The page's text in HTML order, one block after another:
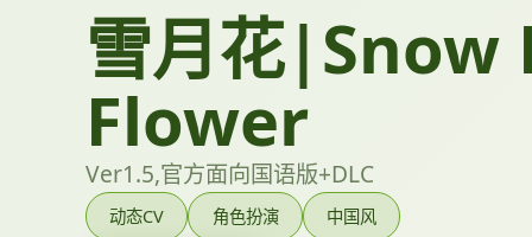
雪月花|Snow
Flower
Ver1.5,官方面向国语版+DLC
动态CV 角色扮演 中国风